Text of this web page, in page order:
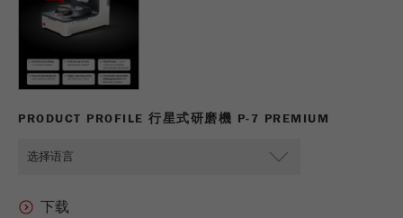
PRODUCT PROFILE 行星式研磨機 P-7 PREMIUM